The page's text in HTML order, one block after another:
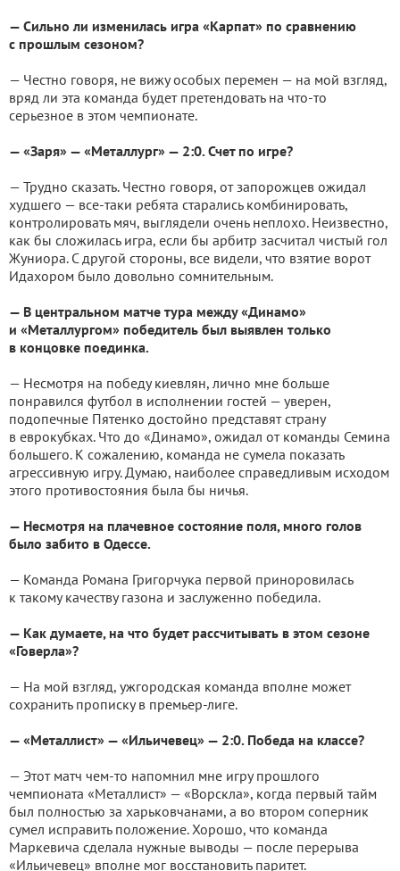
— Сильно ли изменилась игра «Карпат» по сравнению
с прошлым сезоном?
— Честно говоря, не вижу особых перемен — на мой взгляд,
вряд ли эта команда будет претендовать на что-то
серьезное в этом чемпионате.
— «Заря» — «Металлург» — 2:0. Счет по игре?
— Трудно сказать. Честно говоря, от запорожцев ожидал
худшего — все-таки ребята старались комбинировать,
контролировать мяч, выглядели очень неплохо. Неизвестно,
как бы сложилась игра, если бы арбитр засчитал чистый гол
Жуниора. С другой стороны, все видели, что взятие ворот
Идахором было довольно сомнительным.
— В центральном матче тура между «Динамо»
и «Металлургом» победитель был выявлен только
в концовке поединка.
— Несмотря на победу киевлян, лично мне больше
понравился футбол в исполнении гостей — уверен,
подопечные Пятенко достойно представят страну
в еврокубках. Что до «Динамо», ожидал от команды Семина
большего. К сожалению, команда не сумела показать
агрессивную игру. Думаю, наиболее справедливым исходом
этого противостояния была бы ничья.
— Несмотря на плачевное состояние поля, много голов
было забито в Одессе.
— Команда Романа Григорчука первой приноровилась
к такому качеству газона и заслуженно победила.
— Как думаете, на что будет рассчитывать в этом сезоне
«Говерла»?
— На мой взгляд, ужгородская команда вполне может
сохранить прописку в премьер-лиге.
— «Металлист» — «Ильичевец» — 2:0. Победа на классе?
— Этот матч чем-то напомнил мне игру прошлого
чемпионата «Металлист» — «Ворскла», когда первый тайм
был полностью за харьковчанами, а во втором соперник
сумел исправить положение. Хорошо, что команда
Маркевича сделала нужные выводы — после перерыва
«Ильичевец» вполне мог восстановить паритет.